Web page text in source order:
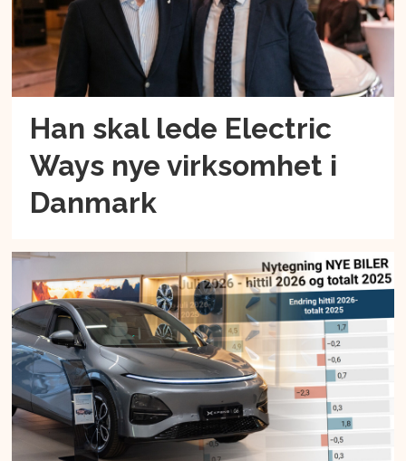
Han skal lede Electric
Ways nye virksomhet i
Danmark